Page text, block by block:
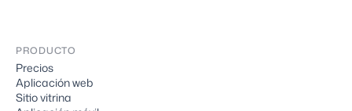
PRODUCTO
Precios
Aplicación web
Sitio vitrina